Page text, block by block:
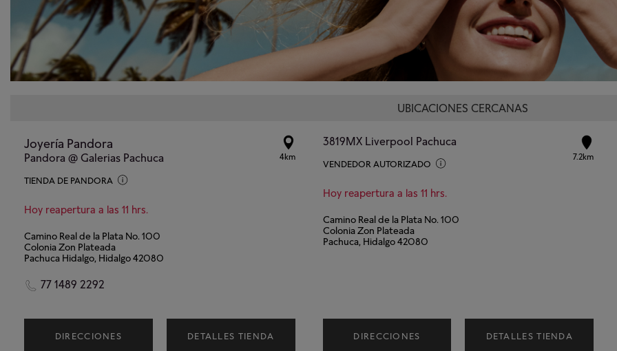
UBICACIONES CERCANAS
Joyería Pandora
Pandora @ Galerias Pachuca
TIENDA DE PANDORA
Hoy reapertura a las 11 hrs.
4km
Camino Real de la Plata No. 100
Colonia Zon Plateada
Pachuca Hidalgo, Hidalgo 42080
77 1489 2292
DIRECCIONES DETALLES TIENDA
3819MX Liverpool Pachuca
VENDEDOR AUTORIZADO
Hoy reapertura a las 11 hrs.
7.2km
Camino Real de la Plata No. 100
Colonia Zon Plateada
Pachuca, Hidalgo 42080
DIRECCIONES DETALLES TIENDA